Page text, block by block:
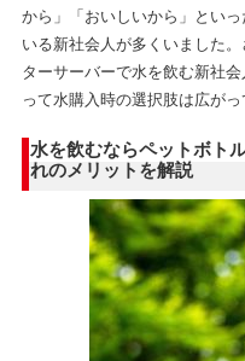
から」「おいしいから」とい
いる新社会人が多くいました
ターサーバーで水を飲む新社
って水購入時の選択肢は広がっ
水を飲むならペットボト
れのメリットを解説